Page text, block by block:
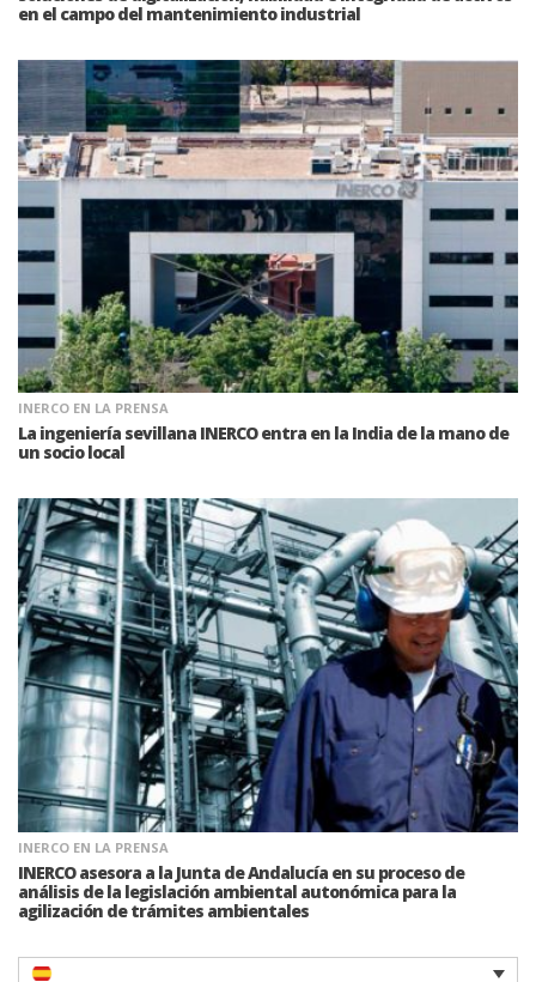
en el campo del mantenimiento industrial
INERCO EN LA PRENSA
La ingeniería sevillana INERCO entra en la India de la mano de
un socio local
INERCO EN LA PRENSA
INERCO asesora a la Junta de Andalucía en su proceso de
análisis de la legislación ambiental autonómica para la
agilización de trámites ambientales